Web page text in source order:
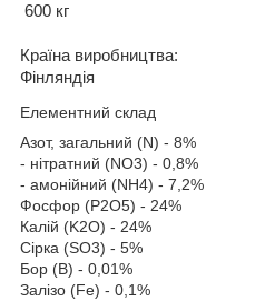
600 кг
Країна виробництва:
Фінляндія
Елементний склад
Азот, загальний (N) - 8%
- нітратний (NO3) - 0,8%
- амонійний (NH4) - 7,2%
Фосфор (P2O5) - 24%
Калiй (K2O) - 24%
Сірка (SO3) - 5%
Бор (В) - 0,01%
Залізо (Fe) - 0,1%